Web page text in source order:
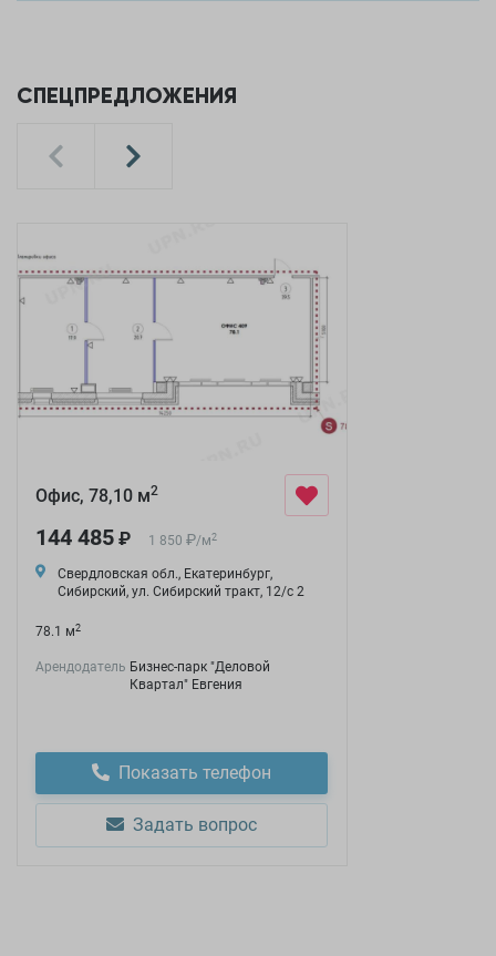
СПЕЦПРЕДЛОЖЕНИЯ
Офис, 78,10 м2
144 485 ₽ 1 850 ₽/м2
Свердловская обл., Екатеринбург,
Сибирский, ул. Сибирский тракт, 12/с 2
78.1 м2
Арендодатель Бизнес-парк "Деловой
Квартал" Евгения
Показать телефон
Задать вопрос